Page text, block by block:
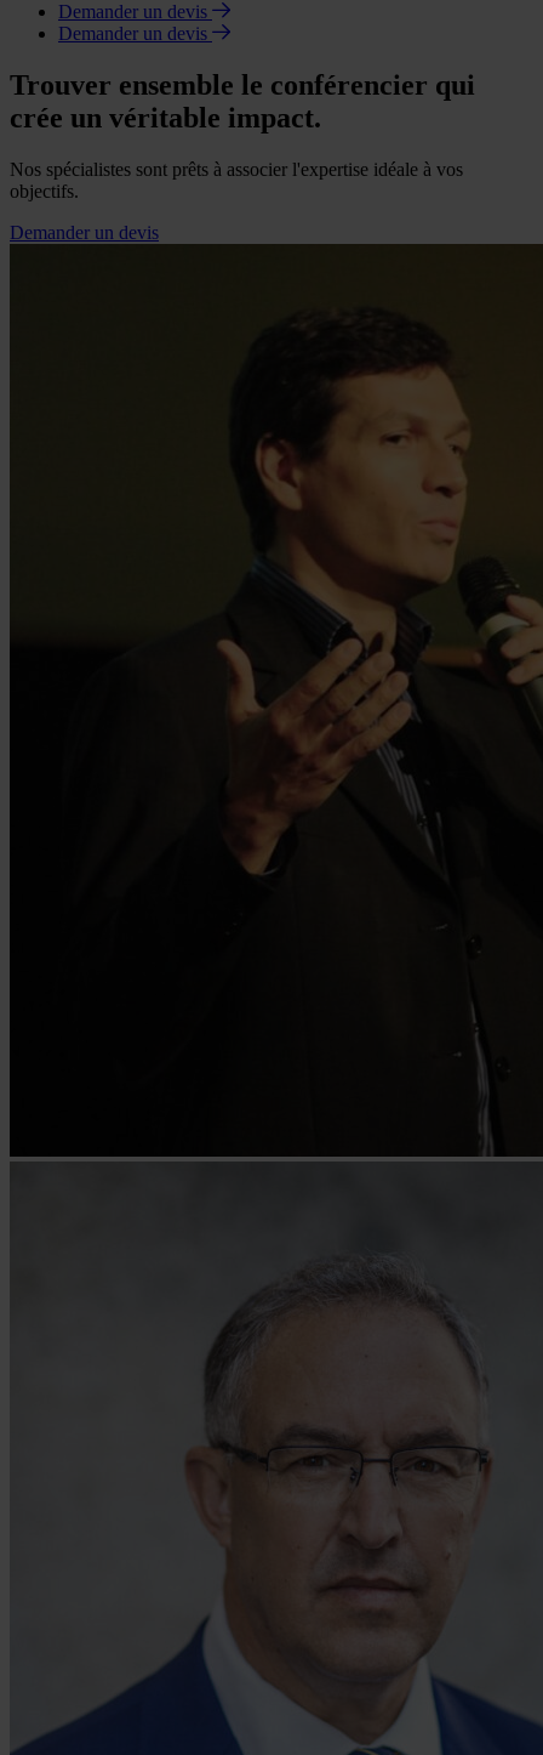
Demander un devis
Demander un devis
Trouver ensemble le conférencier qui
crée un véritable impact.
Nos spécialistes sont prêts à associer l'expertise idéale à vos
objectifs.
Demander un devis